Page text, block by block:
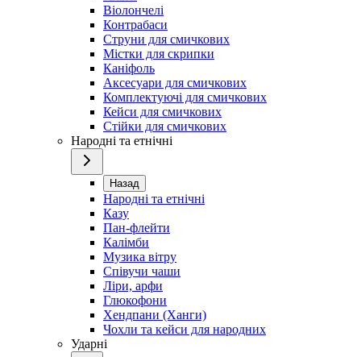
Віолончелі
Контрабаси
Струни для смичкових
Містки для скрипки
Каніфоль
Аксесуари для смичкових
Комплектуючі для смичкових
Кейси для смичкових
Стійки для смичкових
Народні та етнічні
Назад
Народні та етнічні
Казу
Пан-флейти
Калімби
Музика вітру
Співучи чаши
Ліри, арфи
Глюкофони
Хендпани (Ханги)
Чохли та кейси для народних
Ударні